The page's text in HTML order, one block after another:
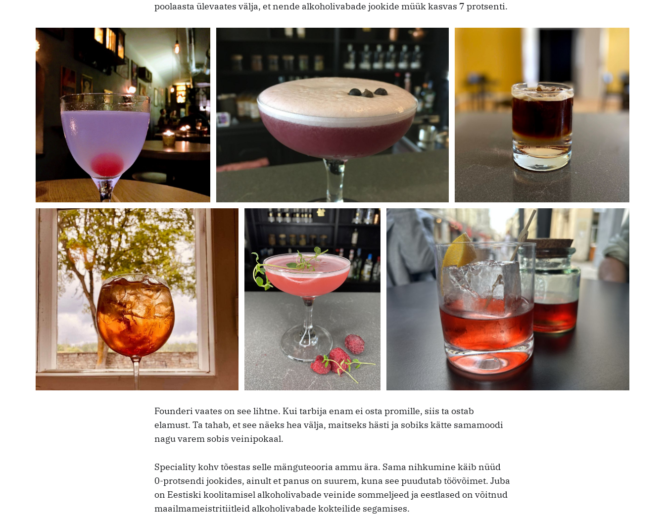
poolaasta ülevaates välja, et nende alkoholivabade jookide müük kasvas 7 protsenti.
Founderi vaates on see lihtne. Kui tarbija enam ei osta promille, siis ta ostab
elamust. Ta tahab, et see näeks hea välja, maitseks hästi ja sobiks kätte samamoodi
nagu varem sobis veinipokaal.
Speciality kohv tõestas selle mänguteooria ammu ära. Sama nihkumine käib nüüd
0-protsendi jookides, ainult et panus on suurem, kuna see puudutab töövõimet. Juba
on Eestiski koolitamisel alkoholivabade veinide sommeljeed ja eestlased on võitnud
maailmameistritiitleid alkoholivabade kokteilide segamises.